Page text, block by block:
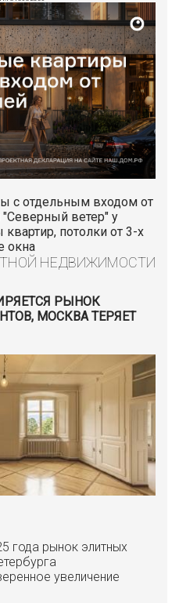
с отдельным входом от
"Северный ветер" у
потолки от 3-х
окна
НЕДВИЖИМОСТИ
РЫНОК
МОСКВА ТЕРЯЕТ
года рынок элитных
увеличение